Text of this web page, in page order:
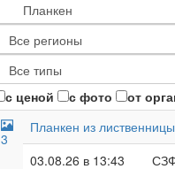
с ценой с фото от
3
Планкен из лиственницы
03.08.26 в 13:43